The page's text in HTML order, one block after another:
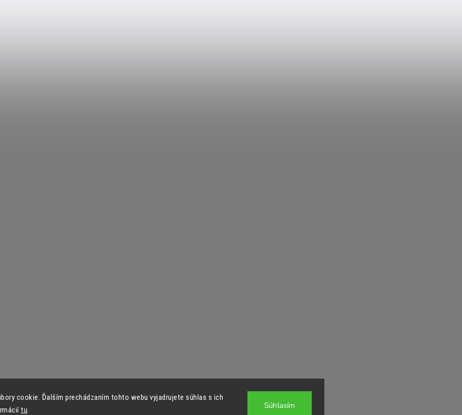
cookie. Ďalším prechádzaním tohto webu vyjadrujete súhlas s ich
tu. Súhlasím